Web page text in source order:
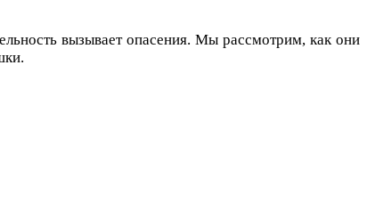
вызывает опасения. Мы рассмотрим, как они